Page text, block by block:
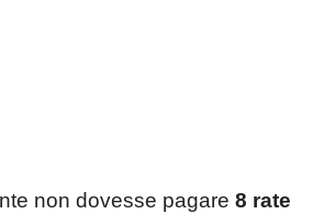
non dovesse pagare 8 rate